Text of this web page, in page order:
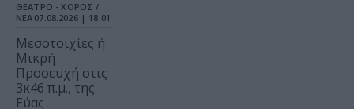
ΘΕΑΤΡΟ - ΧΟΡΟΣ /
ΝΕΑ 07.08.2026 | 18.01
Μεσοτοιχίες ή
Μικρή
Προσευχή στις
3κ46 π.μ., της
Εύας